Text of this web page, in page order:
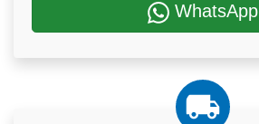
WhatsApp